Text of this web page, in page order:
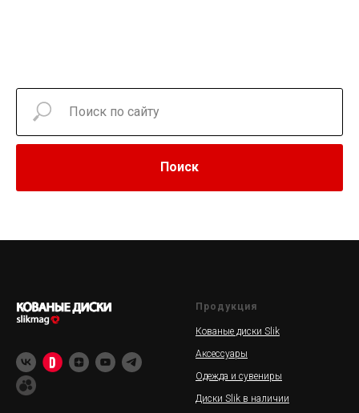
Поиск
Продукция
Кованые диски Slik
Аксессуары
Одежда и сувениры
Диски Slik в наличии